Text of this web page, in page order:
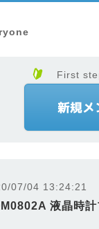
First
07/04 13:24:21
液晶時